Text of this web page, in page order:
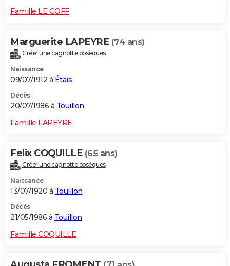
Famille LE GOFF
Marguerite LAPEYRE (74 ans)
Créer une cagnotte obsèques
Naissance
09/07/1912 à Étais
Décès
20/07/1986 à Touillon
Famille LAPEYRE
Felix COQUILLE (65 ans)
Créer une cagnotte obsèques
Naissance
13/07/1920 à Touillon
Décès
21/05/1986 à Touillon
Famille COQUILLE